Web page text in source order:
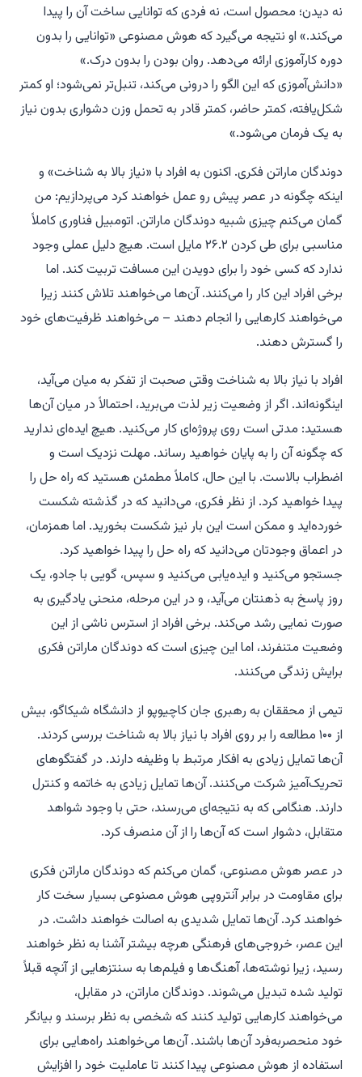
نه دیدن؛ محصول است، نه فردی که توانایی ساخت آن را پیدا
می‌کند.» او نتیجه می‌گیرد که هوش مصنوعی «توانایی را بدون
دوره کارآموزی ارائه می‌دهد. روان بودن را بدون درک.»
«دانش‌آموزی که این الگو را درونی می‌کند، تنبل‌تر نمی‌شود؛ او کمتر
شکل‌یافته، کمتر حاضر، کمتر قادر به تحمل وزن دشواری بدون نیاز
به یک فرمان می‌شود.»
دوندگان ماراتن فکری. اکنون به افراد با «نیاز بالا به شناخت» و
اینکه چگونه در عصر پیش رو عمل خواهند کرد می‌پردازیم: من
گمان می‌کنم چیزی شبیه دوندگان ماراتن. اتومبیل فناوری کاملاً
مناسبی برای طی کردن ۲۶.۲ مایل است. هیچ دلیل عملی وجود
ندارد که کسی خود را برای دویدن این مسافت تربیت کند. اما
برخی افراد این کار را می‌کنند. آن‌ها می‌خواهند تلاش کنند زیرا
می‌خواهند کارهایی را انجام دهند – می‌خواهند ظرفیت‌های خود
را گسترش دهند.
افراد با نیاز بالا به شناخت وقتی صحبت از تفکر به میان می‌آید،
اینگونه‌اند. اگر از وضعیت زیر لذت می‌برید، احتمالاً در میان آن‌ها
هستید: مدتی است روی پروژه‌ای کار می‌کنید. هیچ ایده‌ای ندارید
که چگونه آن را به پایان خواهید رساند. مهلت نزدیک است و
اضطراب بالاست. با این حال، کاملاً مطمئن هستید که راه حل را
پیدا خواهید کرد. از نظر فکری، می‌دانید که در گذشته شکست
خورده‌اید و ممکن است این بار نیز شکست بخورید. اما همزمان،
در اعماق وجودتان می‌دانید که راه حل را پیدا خواهید کرد.
جستجو می‌کنید و ایده‌یابی می‌کنید و سپس، گویی با جادو، یک
روز پاسخ به ذهنتان می‌آید، و در این مرحله، منحنی یادگیری به
صورت نمایی رشد می‌کند. برخی افراد از استرس ناشی از این
وضعیت متنفرند، اما این چیزی است که دوندگان ماراتن فکری
برایش زندگی می‌کنند.
تیمی از محققان به رهبری جان کاچیوپو از دانشگاه شیکاگو، بیش
از ۱۰۰ مطالعه را بر روی افراد با نیاز بالا به شناخت بررسی کردند.
آن‌ها تمایل زیادی به افکار مرتبط با وظیفه دارند. در گفتگوهای
تحریک‌آمیز شرکت می‌کنند. آن‌ها تمایل زیادی به خاتمه و کنترل
دارند. هنگامی که به نتیجه‌ای می‌رسند، حتی با وجود شواهد
متقابل، دشوار است که آن‌ها را از آن منصرف کرد.
در عصر هوش مصنوعی، گمان می‌کنم که دوندگان ماراتن فکری
برای مقاومت در برابر آنتروپی هوش مصنوعی بسیار سخت کار
خواهند کرد. آن‌ها تمایل شدیدی به اصالت خواهند داشت. در
این عصر، خروجی‌های فرهنگی هرچه بیشتر آشنا به نظر خواهند
رسید، زیرا نوشته‌ها، آهنگ‌ها و فیلم‌ها به سنتزهایی از آنچه قبلاً
تولید شده تبدیل می‌شوند. دوندگان ماراتن، در مقابل،
می‌خواهند کارهایی تولید کنند که شخصی به نظر برسند و بیانگر
خود منحصربه‌فرد آن‌ها باشند. آن‌ها می‌خواهند راه‌هایی برای
استفاده از هوش مصنوعی پیدا کنند تا عاملیت خود را افزایش